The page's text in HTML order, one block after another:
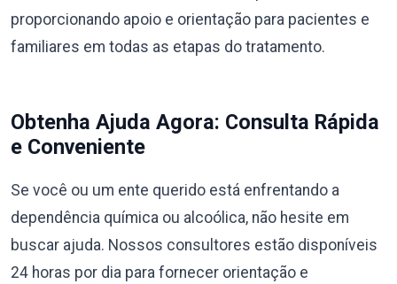
proporcionando apoio e orientação para pacientes e
familiares em todas as etapas do tratamento.
Obtenha Ajuda Agora: Consulta Rápida
e Conveniente
Se você ou um ente querido está enfrentando a
dependência química ou alcoólica, não hesite em
buscar ajuda. Nossos consultores estão disponíveis
24 horas por dia para fornecer orientação e